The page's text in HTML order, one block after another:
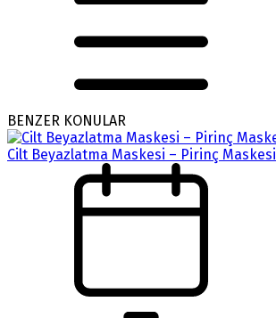
BENZER KONULAR
Cilt Beyazlatma Maskesi – Pirinç Maskesi